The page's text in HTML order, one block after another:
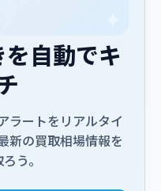
自動でキ
ラートをリアルタイ
新の買取相場情報を
う。